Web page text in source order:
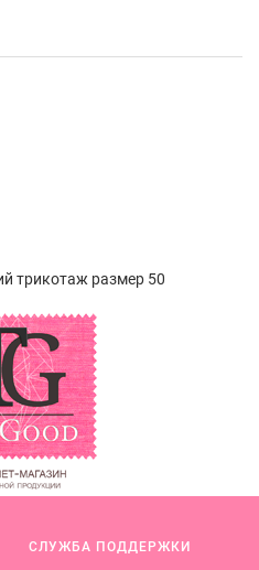
трикотаж размер 50
СЛУЖБА ПОДДЕРЖКИ